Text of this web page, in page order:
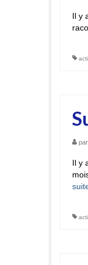
Il y
par
Il y